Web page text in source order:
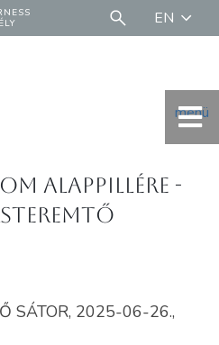
EN
menü
alappillére -
SÁTOR, 2025-06-26.,